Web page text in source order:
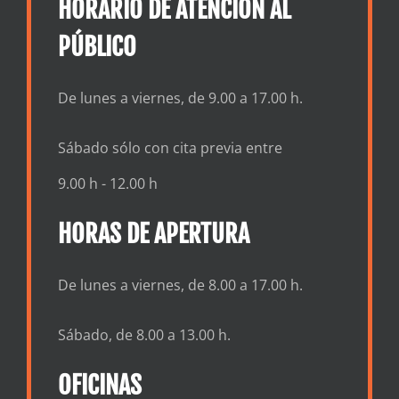
HORARIO DE ATENCIÓN AL
PÚBLICO
De lunes a viernes, de 9.00 a 17.00 h.
Sábado sólo con cita previa entre
9.00 h - 12.00 h
HORAS DE APERTURA
De lunes a viernes, de 8.00 a 17.00 h.
Sábado, de 8.00 a 13.00 h.
OFICINAS